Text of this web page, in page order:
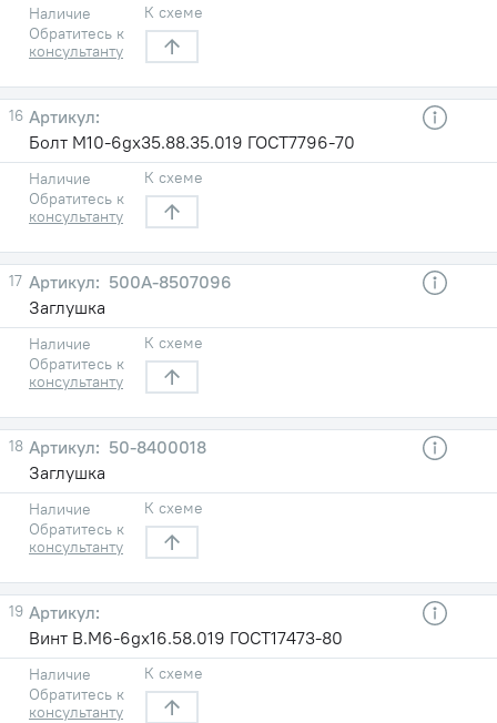
Наличие
Обратитесь к
консультанту
К схеме
16
Болт М10-6gх35.88.35.019 ГОСТ7796-70
Наличие
Обратитесь к
консультанту
К схеме
17
500А-8507096
Заглушка
Наличие
Обратитесь к
консультанту
К схеме
18
50-8400018
Заглушка
Наличие
Обратитесь к
консультанту
К схеме
19
Винт В.М6-6gх16.58.019 ГОСТ17473-80
Наличие
Обратитесь к
консультанту
К схеме